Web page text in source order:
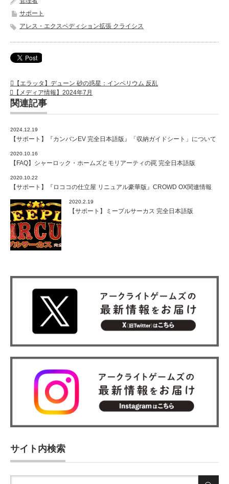
サポート
アレス・エクスペディション拡張 クライシス
【エラッタ】デューン 砂の惑星：インペリウム 反乱
【メディア情報】2024年7月
関連記事
2024.12.19
【サポート】『カンバンEV 完全日本語版』「収納ガイドシート」について
2020.10.16
【FAQ】シャーロック・ホームズとモリアーティの罠 完全日本語版
2020.10.22
【サポート】『ロココの仕立屋 リニュアル豪華版』CROWD OX関連情報
2020.2.19
【サポート】ミープルサーカス 完全日本語版
サイト内検索